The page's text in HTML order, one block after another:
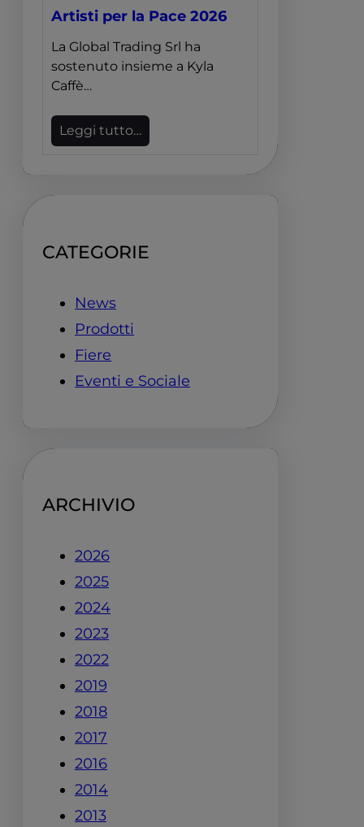
Artisti per la Pace 2026
La Global Trading Srl ha
sostenuto insieme a Kyla
Caffè…
Leggi tutto…
CATEGORIE
News
Prodotti
Fiere
Eventi e Sociale
ARCHIVIO
2026
2025
2024
2023
2022
2019
2018
2017
2016
2014
2013